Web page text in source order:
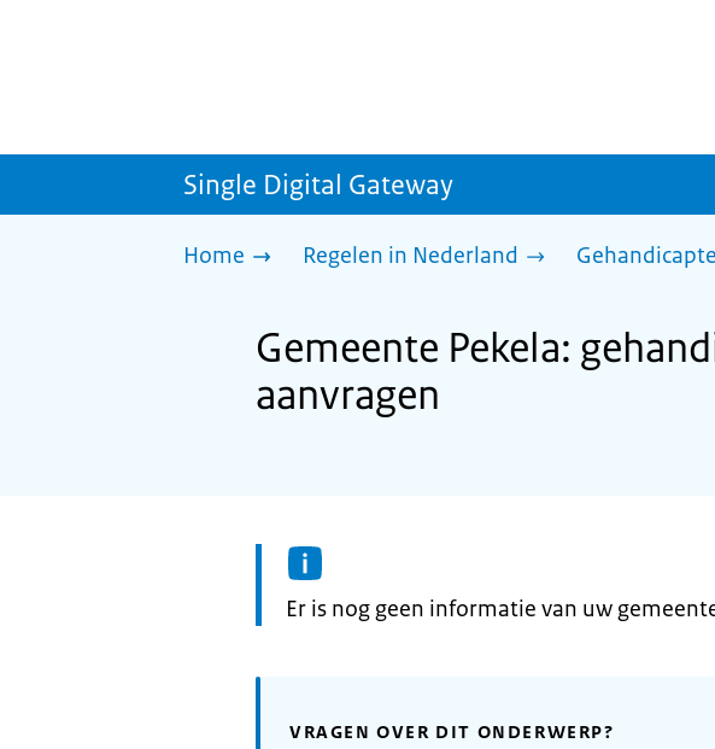
Single Digital Gateway
Home Regelen in Nederland
Gemeente Pekela:
aanvragen
Informatie:
Er is nog geen informatie van uw
VRAGEN OVER DIT ONDERWERP?